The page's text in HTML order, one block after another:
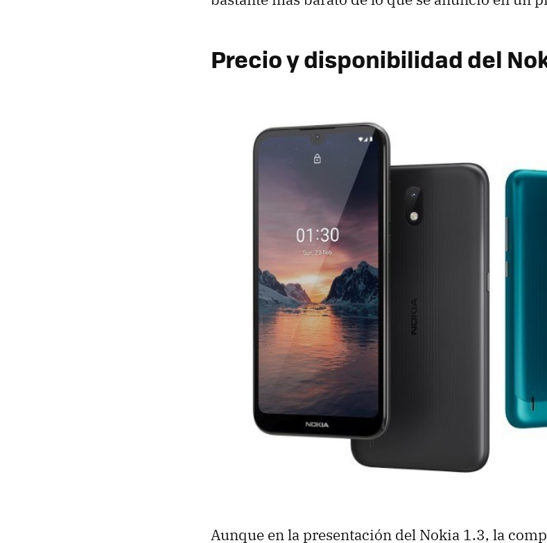
Precio y disponibilidad del
Aunque en la presentación del Nokia 1.3, la